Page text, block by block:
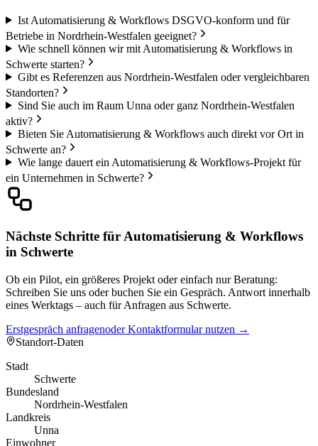
Ist Automatisierung & Workflows DSGVO-konform und für
Betriebe in Nordrhein-Westfalen geeignet?
Wie schnell können wir mit Automatisierung & Workflows in
Schwerte starten?
Gibt es Referenzen aus Nordrhein-Westfalen oder vergleichbaren
Standorten?
Sind Sie auch im Raum Unna oder ganz Nordrhein-Westfalen
aktiv?
Bieten Sie Automatisierung & Workflows auch direkt vor Ort in
Schwerte an?
Wie lange dauert ein Automatisierung & Workflows-Projekt für
ein Unternehmen in Schwerte?
Nächste Schritte für Automatisierung & Workflows
in Schwerte
Ob ein Pilot, ein größeres Projekt oder einfach nur Beratung:
Schreiben Sie uns oder buchen Sie ein Gespräch. Antwort innerhalb
eines Werktags – auch für Anfragen aus Schwerte.
Erstgespräch anfragenoder Kontaktformular nutzen →
Standort-Daten
Stadt
Schwerte
Bundesland
Nordrhein-Westfalen
Landkreis
Unna
Einwohner